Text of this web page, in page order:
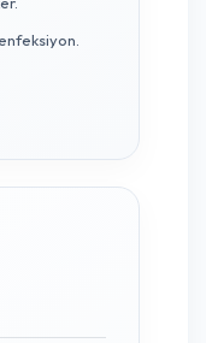
şiddetle tavsiye
bitkinize ve